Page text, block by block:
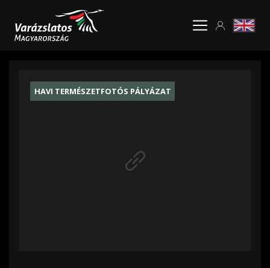
HAVI TERMÉSZETFOTÓS PÁLYÁZAT